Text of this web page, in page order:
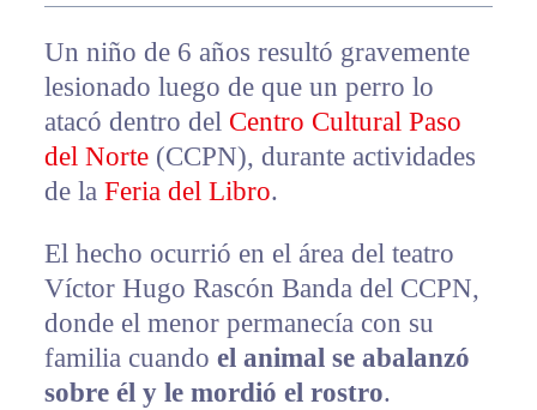
Un niño de 6 años resultó gravemente
lesionado luego de que un perro lo
atacó dentro del Centro Cultural Paso
del Norte(CCPN), durante actividades
de la Feria del Libro.
El hecho ocurrió en el área del teatro
Víctor Hugo Rascón Banda del CCPN,
donde el menor permanecía con su
familia cuando el animal se abalanzó
sobre él y le mordió el rostro.